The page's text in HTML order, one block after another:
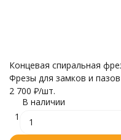
Концевая спиральная
Фрезы для замков и пазов
2 700 ₽/шт.
В наличии
1